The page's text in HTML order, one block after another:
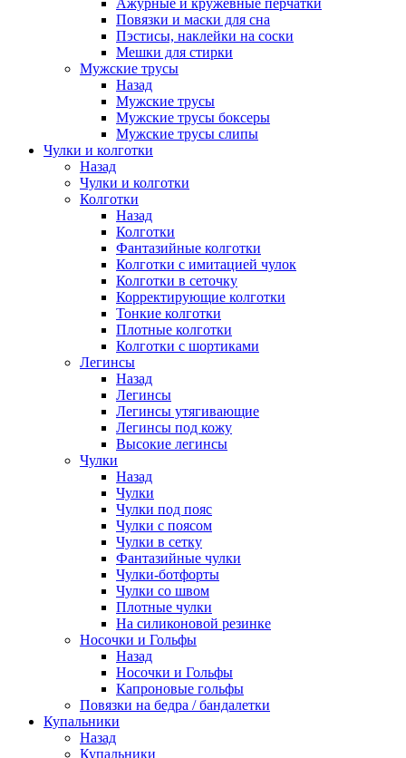
Ажурные и кружевные перчатки
Повязки и маски для сна
Пэстисы, наклейки на соски
Мешки для стирки
Мужские трусы
Назад
Мужские трусы
Мужские трусы боксеры
Мужские трусы слипы
Чулки и колготки
Назад
Чулки и колготки
Колготки
Назад
Колготки
Фантазийные колготки
Колготки с имитацией чулок
Колготки в сеточку
Корректирующие колготки
Тонкие колготки
Плотные колготки
Колготки с шортиками
Легинсы
Назад
Легинсы
Легинсы утягивающие
Легинсы под кожу
Высокие легинсы
Чулки
Назад
Чулки
Чулки под пояс
Чулки с поясом
Чулки в сетку
Фантазийные чулки
Чулки-ботфорты
Чулки со швом
Плотные чулки
На силиконовой резинке
Носочки и Гольфы
Назад
Носочки и Гольфы
Капроновые гольфы
Повязки на бедра / бандалетки
Купальники
Назад
Купальники